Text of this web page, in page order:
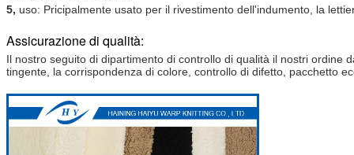
5, uso: Pricipalmente usato per il rivestimento dell'indumento, la
Assicurazione di qualità:
Il nostro seguito di dipartimento di controllo di qualità il nostri ordine
tingente, la corrispondenza di colore, controllo di difetto, pacchetto